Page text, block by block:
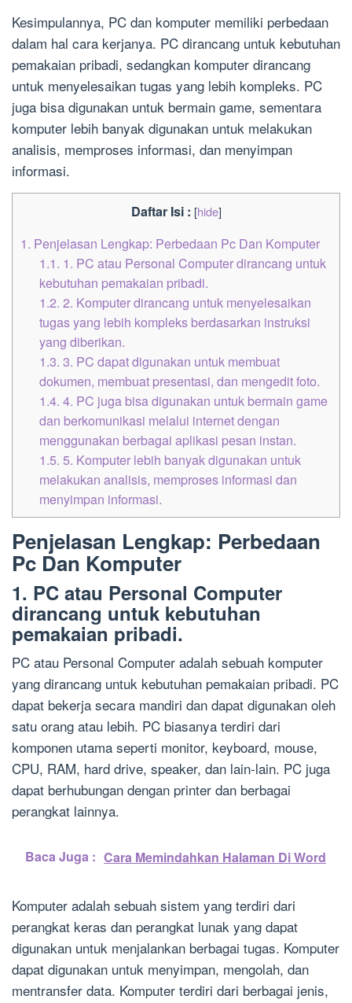
Kesimpulannya, PC dan komputer memiliki perbedaan
dalam hal cara kerjanya. PC dirancang untuk kebutuhan
pemakaian pribadi, sedangkan komputer dirancang
untuk menyelesaikan tugas yang lebih kompleks. PC
juga bisa digunakan untuk bermain game, sementara
komputer lebih banyak digunakan untuk melakukan
analisis, memproses informasi, dan menyimpan
informasi.
Daftar Isi : [hide]
1. Penjelasan Lengkap: Perbedaan Pc Dan Komputer
1.1. 1. PC atau Personal Computer dirancang untuk
kebutuhan pemakaian pribadi.
1.2. 2. Komputer dirancang untuk menyelesaikan
tugas yang lebih kompleks berdasarkan instruksi
yang diberikan.
1.3. 3. PC dapat digunakan untuk membuat
dokumen, membuat presentasi, dan mengedit foto.
1.4. 4. PC juga bisa digunakan untuk bermain game
dan berkomunikasi melalui internet dengan
menggunakan berbagai aplikasi pesan instan.
1.5. 5. Komputer lebih banyak digunakan untuk
melakukan analisis, memproses informasi dan
menyimpan informasi.
Penjelasan Lengkap: Perbedaan
Pc Dan Komputer
1. PC atau Personal Computer
dirancang untuk kebutuhan
pemakaian pribadi.
PC atau Personal Computer adalah sebuah komputer
yang dirancang untuk kebutuhan pemakaian pribadi. PC
dapat bekerja secara mandiri dan dapat digunakan oleh
satu orang atau lebih. PC biasanya terdiri dari
komponen utama seperti monitor, keyboard, mouse,
CPU, RAM, hard drive, speaker, dan lain-lain. PC juga
dapat berhubungan dengan printer dan berbagai
perangkat lainnya.
Baca Juga : Cara Memindahkan Halaman Di Word
Komputer adalah sebuah sistem yang terdiri dari
perangkat keras dan perangkat lunak yang dapat
digunakan untuk menjalankan berbagai tugas. Komputer
dapat digunakan untuk menyimpan, mengolah, dan
mentransfer data. Komputer terdiri dari berbagai jenis,